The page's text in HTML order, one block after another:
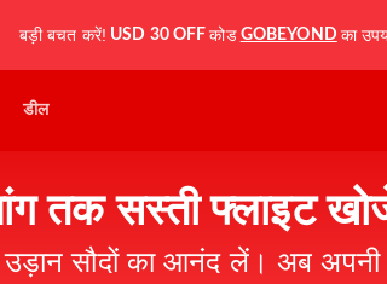
बड़ी बचत करें! USD 30 OFF कोड GOBEYOND का
डील
तक सस्ती फ्लाइट
उड़ान सौदों का आनंद लें। अब